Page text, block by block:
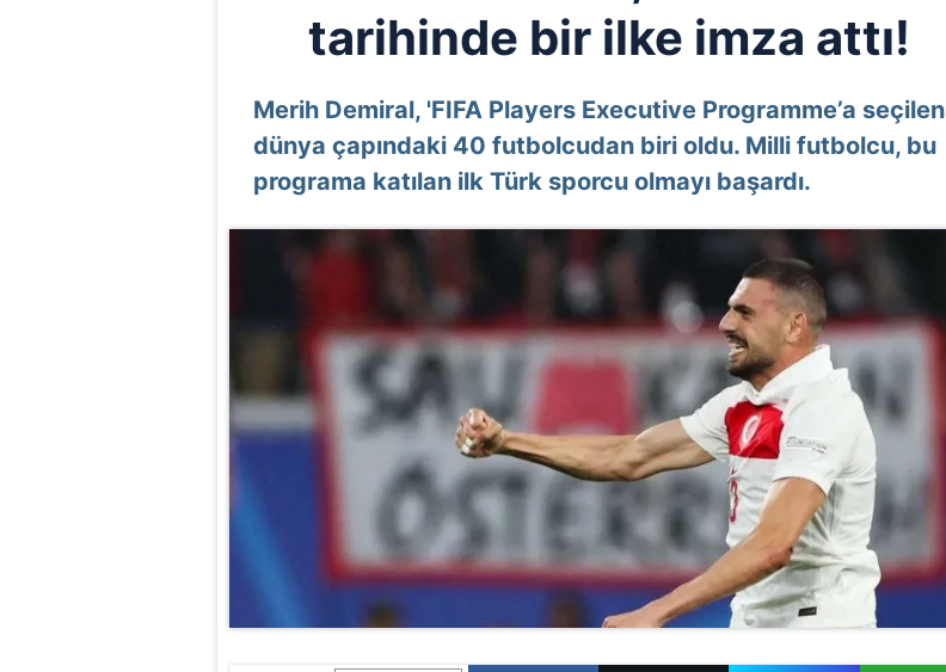
tarihinde bir ilke imza attı!
Merih Demiral, 'FIFA Players Executive Programme’a seçilen
dünya çapındaki 40 futbolcudan biri oldu. Milli futbolcu, bu
programa katılan ilk Türk sporcu olmayı başardı.